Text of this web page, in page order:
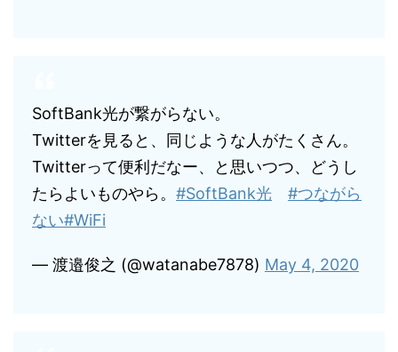
SoftBank光が繋がらない。
Twitterを見ると、同じような人がたくさん。
Twitterって便利だなー、と思いつつ、どうし
たらよいものやら。 #SoftBank光
#つながら
ない#WiFi
— 渡邉俊之 (@watanabe7878) May 4, 2020